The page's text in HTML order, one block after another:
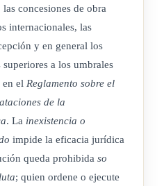
pasivos privados, para el
aquí contemplados.
atribuciones, sólo
los servidores de la
particulares que sean
en el plazo que ella
concesiones de obra
internacionales, las
y en general los
a los umbrales
el Reglamento sobre el
de la
. La inexistencia o
impide la eficacia jurídica
queda prohibida so
; quien ordene o ejecute